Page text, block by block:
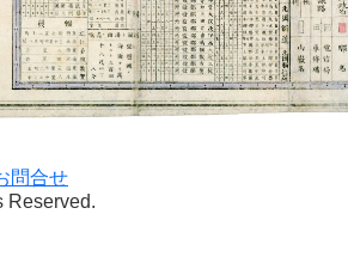
月10日 参照数: 3827
次の記事へ: 交通
次へ
アクセス
住所、交通案内
問合せ
Reserved.